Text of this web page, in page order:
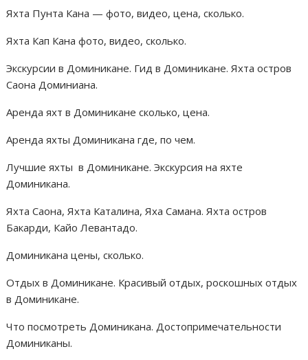
Яхта Пунта Кана — фото, видео, цена, сколько.
Яхта Кап Кана фото, видео, сколько.
Экскурсии в Доминикане. Гид в Доминикане. Яхта остров
Саона Доминиана.
Аренда яхт в Доминикане сколько, цена.
Аренда яхты Доминикана где, по чем.
Лучшие яхты в Доминикане. Экскурсия на яхте
Доминикана.
Яхта Саона, Яхта Каталина, Яха Самана. Яхта остров
Бакарди, Кайо Левантадо.
Доминикана цены, сколько.
Отдых в Доминикане. Красивый отдых, роскошных отдых
в Доминикане.
Что посмотреть Доминикана. Достопримечательности
Доминиканы.